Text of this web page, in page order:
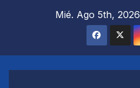
Mié. Ago 5th, 2026